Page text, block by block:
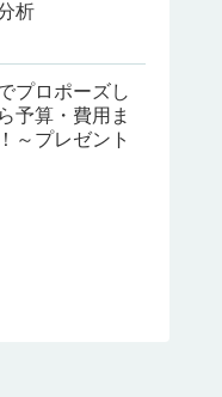
析
プロポーズし
予算・費用ま
～プレゼント